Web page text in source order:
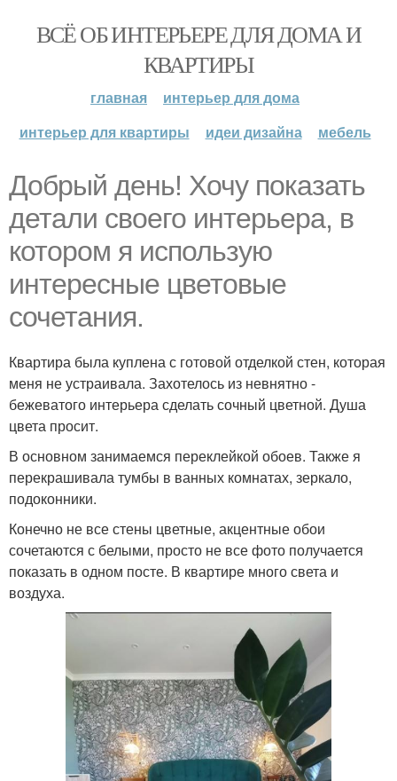
ВСЁ ОБ ИНТЕРЬЕРЕ ДЛЯ ДОМА И
КВАРТИРЫ
главная
интерьер для дома
интерьер для квартиры
идеи дизайна мебель
Добрый день! Хочу показать
детали своего интерьера, в
котором я использую
интересные цветовые
сочетания.
Квартира была куплена с готовой отделкой стен, которая
меня не устраивала. Захотелось из невнятно -
бежеватого интерьера сделать сочный цветной. Душа
цвета просит.
В основном занимаемся переклейкой обоев. Также я
перекрашивала тумбы в ванных комнатах, зеркало,
подоконники.
Конечно не все стены цветные, акцентные обои
сочетаются с белыми, просто не все фото получается
показать в одном посте. В квартире много света и
воздуха.